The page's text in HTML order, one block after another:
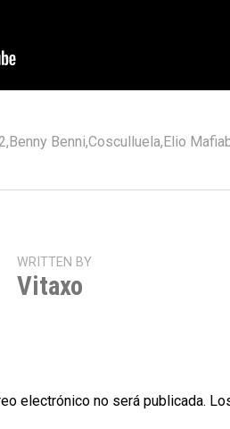
,Benny Benni,Cosculluela,Elio
WRITTEN BY
Vitaxo
electrónico no será publicada.